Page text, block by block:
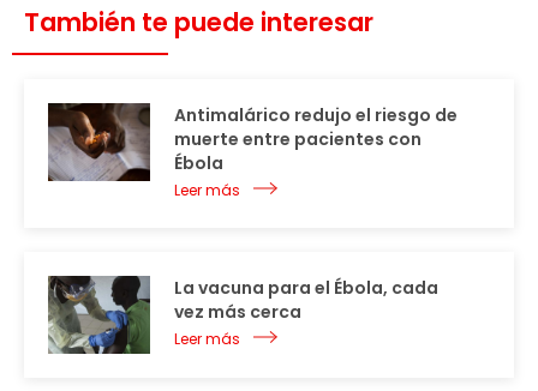
También te puede interesar
Antimalárico redujo el riesgo de
muerte entre pacientes con
Ébola
Leer más
La vacuna para el Ébola, cada
vez más cerca
Leer más